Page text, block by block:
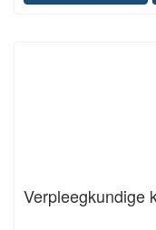
Verpleegkundige